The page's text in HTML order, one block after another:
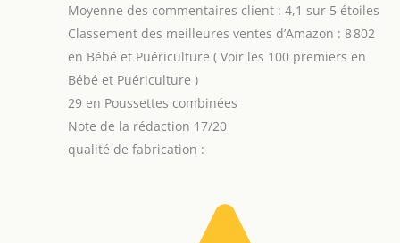
Moyenne des commentaires client : 4,1 sur 5 étoiles
Classement des meilleures ventes d’Amazon : 8 802
en Bébé et Puériculture ( Voir les 100 premiers en
Bébé et Puériculture )
29 en Poussettes combinées
Note de la rédaction 17/20
qualité de fabrication :